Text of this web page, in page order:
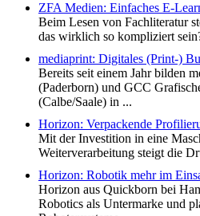
ZFA Medien: Einfaches E-
Beim Lesen von Fachliteratur
das wirklich so kompliziert
mediaprint: Digitales (Print-)
Bereits seit einem Jahr bilden
(Paderborn) und GCC
(Calbe/Saale) in ...
Horizon: Verpackende
Mit der Investition in eine
Weiterverarbeitung steigt die
Horizon: Robotik mehr im
Horizon aus Quickborn bei
Robotics als Untermarke und